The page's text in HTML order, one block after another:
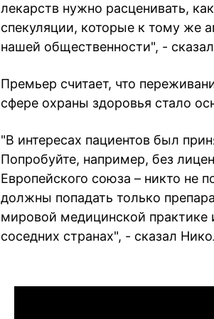
лекарств нужно расценивать,
спекуляции, которые к тому же
нашей общественности", -
Премьер считает, что
сфере охраны здоровья стало
"В интересах пациентов был
Попробуйте, например, без
Европейского союза – никто не
должны попадать только
мировой медицинской практике
соседних странах", - сказал